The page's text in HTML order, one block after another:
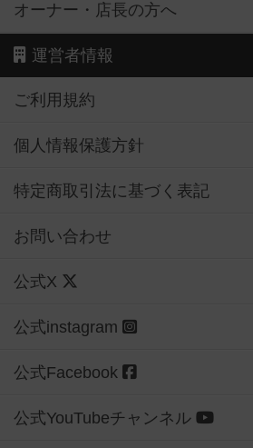
オーナー・店長の方へ
運営者情報
ご利用規約
個人情報保護方針
特定商取引法に基づく表記
お問い合わせ
公式X
公式instagram
公式Facebook
公式YouTubeチャンネル